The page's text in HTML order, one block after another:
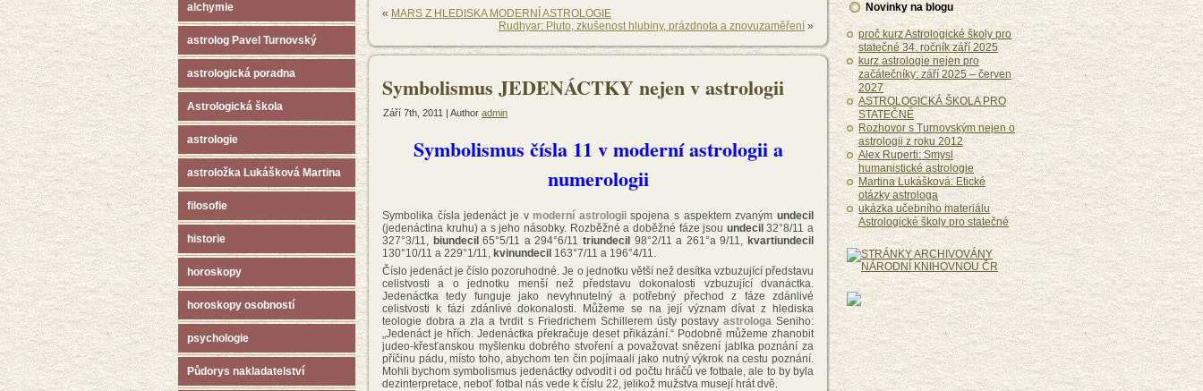
alchymie
astrolog Pavel Turnovský
astrologická poradna
Astrologická škola
astrologie
astroložka Lukášková Martina
filosofie
historie
horoskopy
horoskopy osobností
psychologie
Půdorys nakladatelství
« MARS Z HLEDISKA MODERNÍ ASTROLOGIE
Rudhyar: Pluto, zkušenost hlubiny, prázdnota a znovuzaměření »
Symbolismus JEDENÁCTKY nejen v astrologii
Září 7th, 2011 | Author admin
Symbolismus čísla 11 v moderní astrologii a
numerologii
Symbolika čísla jedenáct je v moderní astrologiispojena s aspektem zvanýmundecil
(jedenáctina kruhu) a s jeho násobky. Rozběžné a doběžné fáze jsou undecil 32°8/11 a
327°3/11, biundecil 65°5/11 a 294°6/11triundecil 98°2/11 a 261°a 9/11, kvartiundecil
130°10/11 a 229°1/11, kvinundecil 163°7/11 a 196°4/11.
Číslo jedenáct je číslo pozoruhodné. Je o jednotku větší než desítka vzbuzující představu
celistvosti a o jednotku menší než představu dokonalosti vzbuzující dvanáctka.
Jedenáctka tedy funguje jako nevyhnutelný a potřebný přechod z fáze zdánlivé
celistvosti k fázi zdánlivé dokonalosti. Můžeme se na její význam dívat z hlediska
teologie dobra a zla a tvrdit s Friedrichem Schillerem ústy postavy astrologaSeniho:
„Jedenáct je hřích. Jedenáctka překračuje deset přikázání.“ Podobně můžeme zhanobit
judeo-křesťanskou myšlenku dobrého stvoření a považovat snězení jablka poznání za
příčinu pádu, místo toho, abychom ten čin pojímaali jako nutný výkrok na cestu poznání.
Mohli bychom symbolismus jedenáctky odvodit i od počtu hráčů ve fotbale, ale to by byla
dezinterpretace, neboť fotbal nás vede k číslu 22, jelikož mužstva musejí hrát dvě.
Novinky na blogu
proč kurz Astrologické školy pro
statečné 34. ročník září 2025
kurz astrologie nejen pro
začátečníky: září 2025 – červen
2027
ASTROLOGICKÁ ŠKOLA PRO
STATEČNÉ
Rozhovor s Turnovským nejen o
astrologii z roku 2012
Alex Ruperti: Smysl
humanistické astrologie
Martina Lukášková: Etické
otázky astrologa
ukázka učebního materiálu
Astrologické školy pro statečné